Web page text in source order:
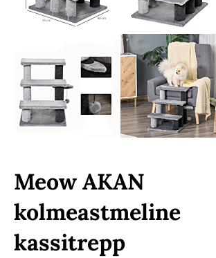
Meow AKAN
kolmeastmeline
kassitrepp